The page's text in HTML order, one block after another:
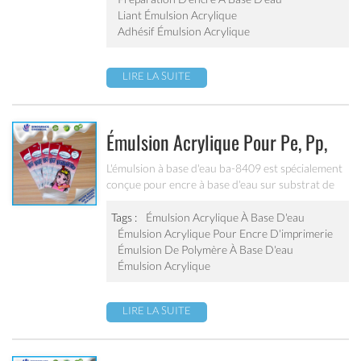
excellente adhérence, excellente résistance à l'eau
et résistance aux alcalis pour divers textiles.
Liant Émulsion Acrylique
Adhésif Émulsion Acrylique
LIRE LA SUITE
Émulsion Acrylique Pour Pe, Pp,
Opp, Encre D'imprimerie Bopp
(ba-8409)
L'émulsion à base d'eau ba-8409 est spécialement
conçue pour encre à base d'eau sur substrat de
bonne résistance à l'eau et aux rayures, excellente
résistance aux intempéries. ne peut pas être utilisé
comme émulsion de broyage de pigment.
Tags :
Émulsion Acrylique À Base D'eau
Émulsion Acrylique Pour Encre D'imprimerie
Émulsion De Polymère À Base D'eau
Émulsion Acrylique
LIRE LA SUITE